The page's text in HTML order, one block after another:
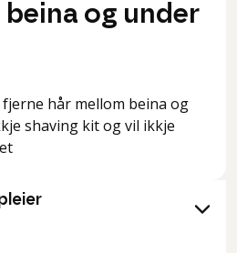
beina og under
hår mellom beina og
shaving kit og vil ikkje